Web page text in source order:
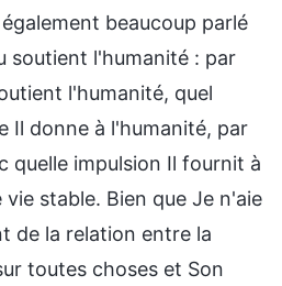
beaucoup parlé
soutient l'humanité : par
l'humanité, quel
Il donne à l'humanité, par
quelle impulsion Il fournit à
stable. Bien que Je n'aie
de la relation entre la
toutes choses et Son